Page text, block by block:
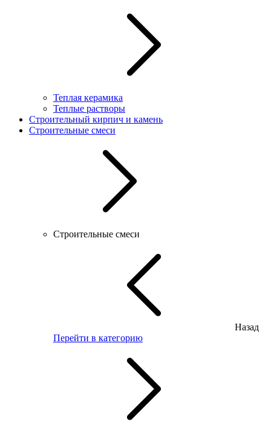
Теплая керамика
Теплые растворы
Строительный кирпич и камень
Строительные смеси
Строительные смеси
Назад
Перейти в категорию